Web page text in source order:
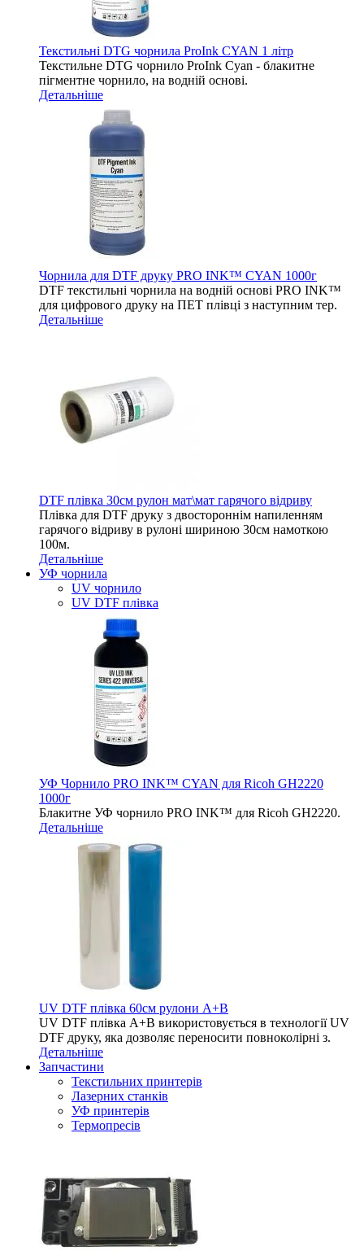
Текстильні DTG чорнила ProInk CYAN 1 літр
Текстильне DTG чорнило ProInk Cyan - блакитне
пігментне чорнило, на водній основі.
Детальніше
Чорнила для DTF друку PRO INK™ CYAN 1000г
DTF текстильні чорнила на водній основі PRO INK™
для цифрового друку на ПЕТ плівці з наступним тер.
Детальніше
DTF плівка 30см рулон мат\мат гарячого відриву
Плівка для DTF друку з двостороннім напиленням
гарячого відриву в рулоні шириною 30см намоткою
100м.
Детальніше
УФ чорнила
UV чорнило
UV DTF плівка
УФ Чорнило PRO INK™ CYAN для Ricoh GH2220
1000г
Блакитне УФ чорнило PRO INK™ для Ricoh GH2220.
Детальніше
UV DTF плівка 60см рулони A+B
UV DTF плівка A+B використовується в технології UV
DTF друку, яка дозволяє переносити повноколірні з.
Детальніше
Запчастини
Текстильних принтерів
Лазерних станків
УФ принтерів
Термопресів